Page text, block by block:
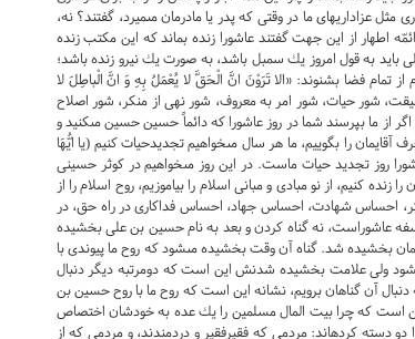
عزاداريهاى ما در وقتى كه پدر يا مادرمان مى‏ميرد، گفتند؟ نه،
اطهار از اين جهت گفتند عاشورا زنده بماند كه اين مكتب زنده
به قول امروز يك سمبل باشد، به صورت يك نيرو زنده باشد؛
فضا بشنوند: «الا تَرَوْنَ انَّ الْحَقَّ لا يُعْمَلُ بِهِ وَ انَّ الْباطِلَ لا
شور حيات، شور امر به معروف، شور نهى از منكر، شور اصلاح
از ما بپرسند شما در روز عاشورا كه دائماً حسين حسين مى‏كنيد و
آقايمان را بگوييم، ما هر سال مى‏خواهيم تجديدحيات كنيم (يا ايُّهَا
روز تجديد حيات ماست. در اين روز مى‏خواهيم در كوثر حسينى
كنيم، از نو مبادى و مبانى اسلام را بياموزيم، روح اسلام را از
احساس شهادت، احساس جهاد، احساس فداكارى در راه حق، در
عاشوراست، نه گناه كردن و بعد به نام حسين بن على بخشيده
بخشيده شد. گناه آن وقت بخشيده مى‏شود كه روح ما پيوندى با
ولى علامت بخشيده شدنش اين است كه دومرتبه ديگر دنبال
آن گناهان برويم، نشانه اين است كه روح ما با روح حسين بن‏
است كه چرا بيت المال مسلمين را يك عده به خودشان اختصاص
دو دسته كرده‏اند: مردمى كه فقيرفقير و دردمندند، و مردمى كه از